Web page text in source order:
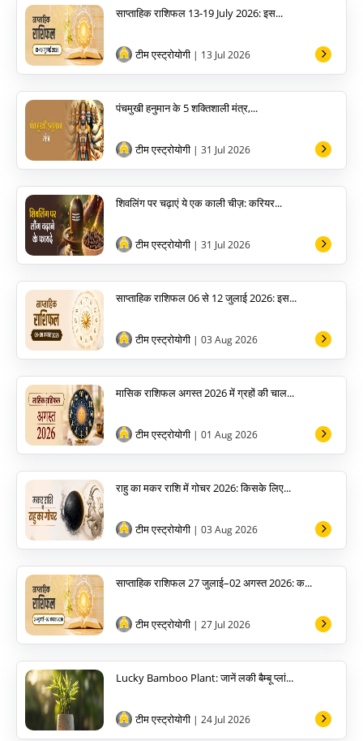
साप्ताहिक राशिफल 13-19 July 2026: इस...
टीम एस्ट्रोयोगी | 13 Jul 2026
पंचमुखी हनुमान के 5 शक्तिशाली मंत्र,...
टीम एस्ट्रोयोगी | 31 Jul 2026
शिवलिंग पर चढ़ाएं ये एक काली चीज़: करियर...
टीम एस्ट्रोयोगी | 31 Jul 2026
साप्ताहिक राशिफल 06 से 12 जुलाई 2026: इस...
टीम एस्ट्रोयोगी | 03 Aug 2026
मासिक राशिफल अगस्त 2026 में ग्रहों की चाल...
टीम एस्ट्रोयोगी | 01 Aug 2026
राहु का मकर राशि में गोचर 2026: किसके लिए...
टीम एस्ट्रोयोगी | 03 Aug 2026
साप्ताहिक राशिफल 27 जुलाई–02 अगस्त 2026: क...
टीम एस्ट्रोयोगी | 27 Jul 2026
Lucky Bamboo Plant: जानें लकी बैम्बू प्लां...
टीम एस्ट्रोयोगी | 24 Jul 2026